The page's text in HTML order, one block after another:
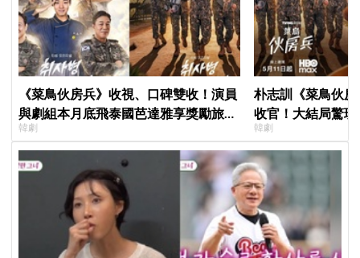
《菜鳥伙房兵》收視、口碑雙收！演員
與劇組本月底飛泰國芭達雅享獎勵旅
行，慶祝亮眼成績
韓劇
朴志訓《菜鳥伙
收官！大結局驚
蛋，劇迷瘋狂敲
韓劇